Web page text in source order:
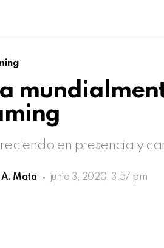
en presencia y
A. Mata junio 3, 2020, 3:57 pm